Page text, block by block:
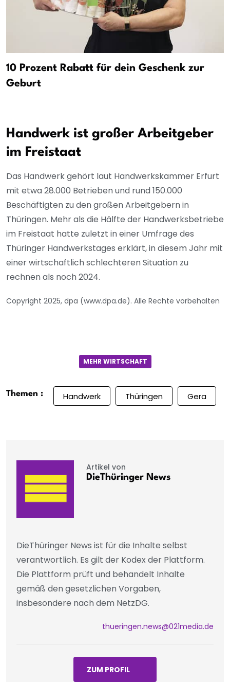
10 Prozent Rabatt für dein Geschenk zur
Geburt
Handwerk ist großer Arbeitgeber
im Freistaat
Das Handwerk gehört laut Handwerkskammer Erfurt
mit etwa 28.000 Betrieben und rund 150.000
Beschäftigten zu den großen Arbeitgebern in
Thüringen. Mehr als die Hälfte der Handwerksbetriebe
im Freistaat hatte zuletzt in einer Umfrage des
Thüringer Handwerkstages erklärt, in diesem Jahr mit
einer wirtschaftlich schlechteren Situation zu
rechnen als noch 2024.
Copyright 2025, dpa (www.dpa.de). Alle Rechte vorbehalten
MEHR WIRTSCHAFT
Themen : Handwerk Thüringen Gera
Artikel von
DieThüringer News
DieThüringer News ist für die Inhalte selbst
verantwortlich. Es gilt der Kodex der Plattform.
Die Plattform prüft und behandelt Inhalte
gemäß den gesetzlichen Vorgaben,
insbesondere nach dem NetzDG.
thueringen.news@021media.de
ZUM PROFIL